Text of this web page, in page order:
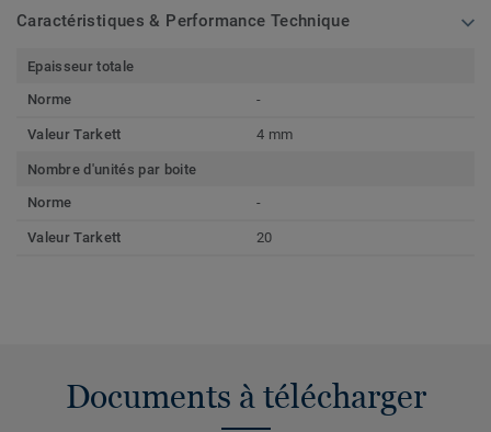
Caractéristiques & Performance Technique
Epaisseur totale
Norme
-
Valeur Tarkett 4 mm
Nombre d'unités par boite
Norme
-
Valeur Tarkett 20
Documents à télécharger